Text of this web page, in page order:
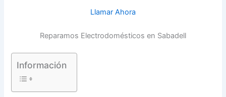
Llamar Ahora
Reparamos Electrodomésticos en Sabadell
Información